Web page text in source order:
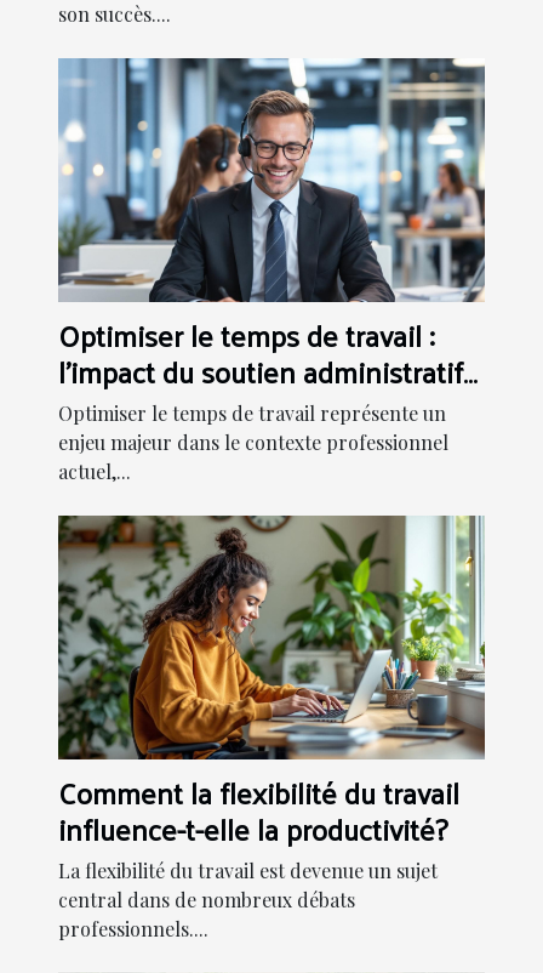
son succès....
Optimiser le temps de travail :
l'impact du soutien administratif
externe
Optimiser le temps de travail représente un
enjeu majeur dans le contexte professionnel
actuel,...
Comment la flexibilité du travail
influence-t-elle la productivité?
La flexibilité du travail est devenue un sujet
central dans de nombreux débats
professionnels....